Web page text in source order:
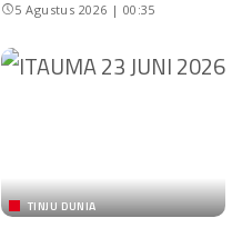
5 Agustus 2026 | 00:35
TINJU DUNIA